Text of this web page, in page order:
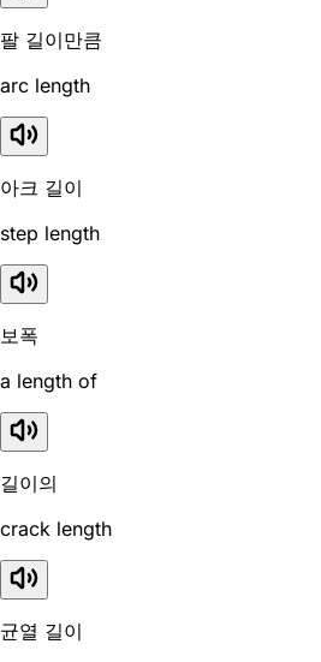
팔 길이만큼
arc length
아크 길이
step length
보폭
a length of
길이의
crack length
균열 길이